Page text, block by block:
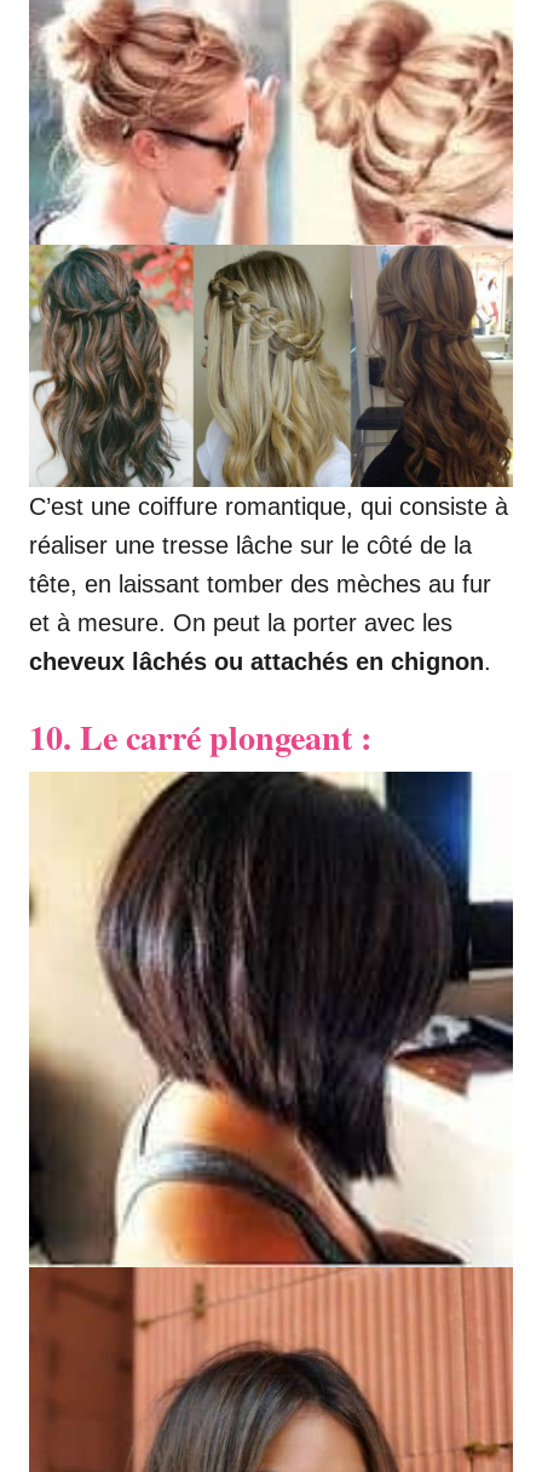
C’est une coiffure romantique, qui consiste à
réaliser une tresse lâche sur le côté de la
tête, en laissant tomber des mèches au fur
et à mesure. On peut la porter avec les
cheveux lâchés ou attachés en chignon.
10. Le carré plongeant :